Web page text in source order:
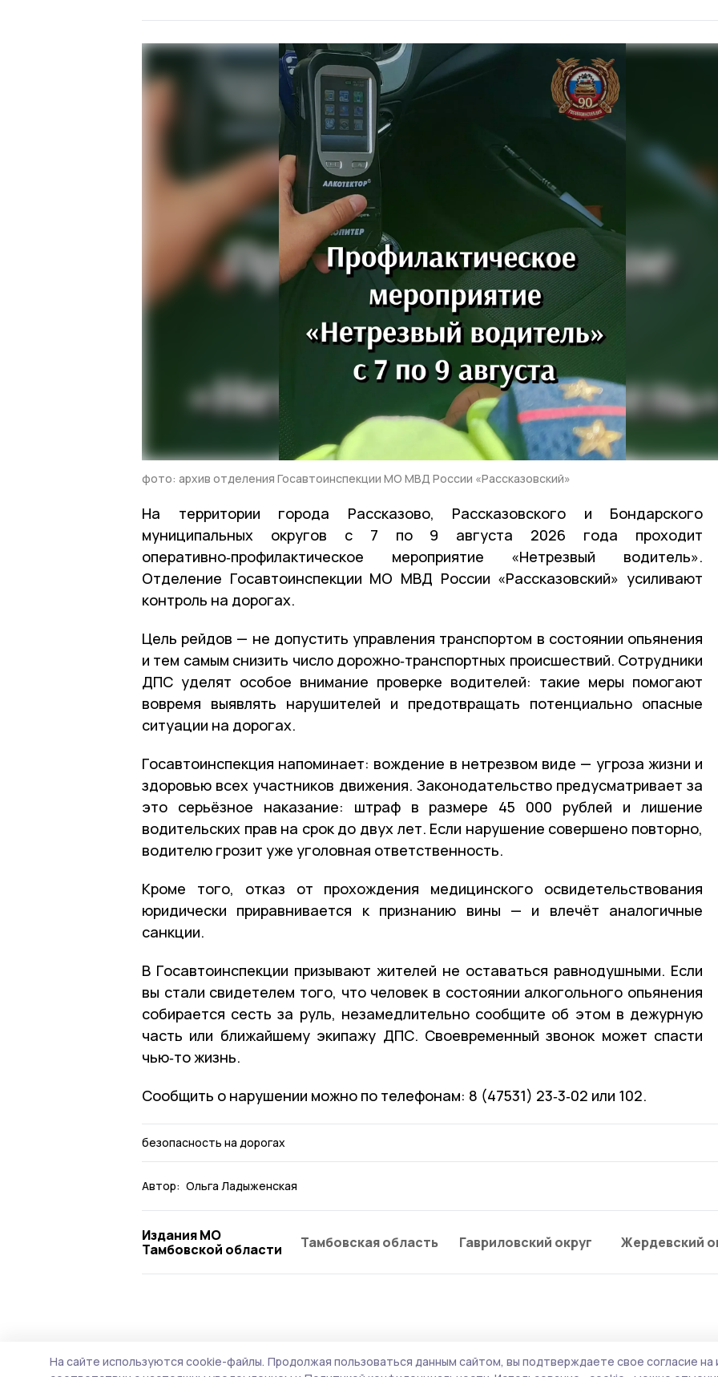
фото: архив отделения Госавтоинспекции МО МВД России «Рассказовский»
На территории города Рассказово, Рассказовского и Бондарского
муниципальных округов с 7 по 9 августа 2026 года проходит
оперативно‑профилактическое мероприятие «Нетрезвый водитель».
Отделение Госавтоинспекции МО МВД России «Рассказовский» усиливают
контроль на дорогах.
Цель рейдов — не допустить управления транспортом в состоянии опьянения
и тем самым снизить число дорожно‑транспортных происшествий. Сотрудники
ДПС уделят особое внимание проверке водителей: такие меры помогают
вовремя выявлять нарушителей и предотвращать потенциально опасные
ситуации на дорогах.
Госавтоинспекция напоминает: вождение в нетрезвом виде — угроза жизни и
здоровью всех участников движения. Законодательство предусматривает за
это серьёзное наказание: штраф в размере 45 000 рублей и лишение
водительских прав на срок до двух лет. Если нарушение совершено повторно,
водителю грозит уже уголовная ответственность.
Кроме того, отказ от прохождения медицинского освидетельствования
юридически приравнивается к признанию вины — и влечёт аналогичные
санкции.
В Госавтоинспекции призывают жителей не оставаться равнодушными. Если
вы стали свидетелем того, что человек в состоянии алкогольного опьянения
собирается сесть за руль, незамедлительно сообщите об этом в дежурную
часть или ближайшему экипажу ДПС. Своевременный звонок может спасти
чью‑то жизнь.
Сообщить о нарушении можно по телефонам: 8 (47531) 23‑3‑02 или 102.
безопасность на дорогах
Автор: Ольга Ладыженская
Издания МО
Тамбовской области
Тамбовская область Гавриловский округ Жердевский
На сайте используются cookie-файлы. Продолжая пользоваться данным сайтом, вы подтверждаете свое согласие на